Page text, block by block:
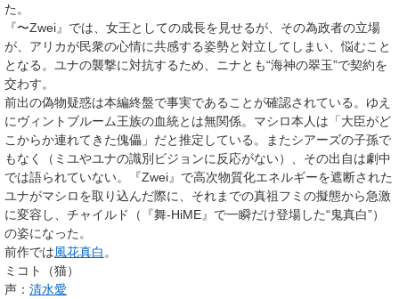
た。
『〜Zwei』では、女王としての成長を見せるが、その為政者の立場
が、アリカが民衆の心情に共感する姿勢と対立してしまい、悩むこと
となる。ユナの襲撃に対抗するため、ニナとも“海神の翠玉”で契約を
交わす。
前出の偽物疑惑は本編終盤で事実であることが確認されている。ゆえ
にヴィントブルーム王族の血統とは無関係。マシロ本人は「大臣がど
こからか連れてきた傀儡」だと推定している。またシアーズの子孫で
もなく（ミユやユナの識別ビジョンに反応がない）、その出自は劇中
では語られていない。『Zwei』で高次物質化エネルギーを遮断された
ユナがマシロを取り込んだ際に、それまでの真祖フミの擬態から急激
に変容し、チャイルド（『舞-HiME』で一瞬だけ登場した“鬼真白”）
の姿になった。
前作では風花真白 。
ミコト（猫）
声： 清水愛